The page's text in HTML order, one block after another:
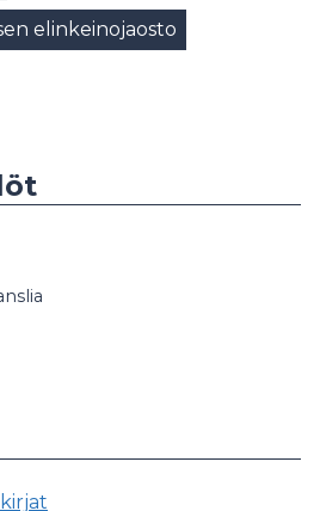
elinkeinojaosto